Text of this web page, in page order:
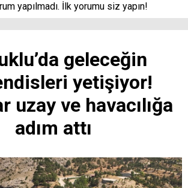
yapılmadı. İlk yorumu siz yapın!
geleceğin
yetişiyor!
uzay ve havacılığa
adım attı